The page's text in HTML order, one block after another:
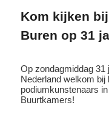
Kom kijken
Buren op 31
Op zondagmiddag 31
Nederland welkom
podiumkunstenaars
Buurtkamers!